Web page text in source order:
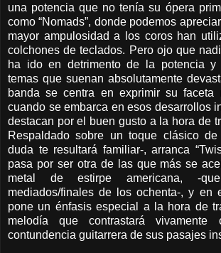
una potencia que no tenía su ópera
como “Nomads”, donde podemos
mayor ampulosidad a los coros han
colchones de teclados. Pero ojo que
ha ido en detrimento de la potencia y
temas que suenan absolutamente
banda se centra en exprimir su faceta
cuando se embarca en esos desarrollos
destacan por el buen gusto a la hora de
Respaldado sobre un toque clásico
duda te resultará familiar-, arranca
pasa por ser otra de las que más se
metal de estirpe americana, -
mediados/finales de los ochenta-, y en
pone un énfasis especial a la hora de
melodía que contrastará
contundencia guitarrera de sus pasajes